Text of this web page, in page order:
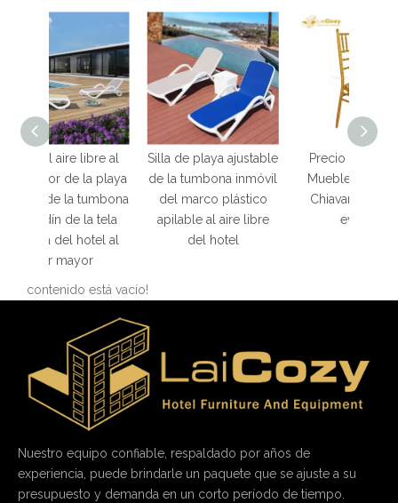
Silla de playa ajustable
de la tumbona inmóvil
del marco plástico
apilable al aire libre
del hotel
Precio competitivo
Muebles Hotel Silla
Chiavari Sillas para
eventos
contenido está vacío!
Nuestro equipo confiable, respaldado por años de
experiencia, puede brindarle un paquete que se ajuste a su
presupuesto y demanda en un corto período de tiempo.